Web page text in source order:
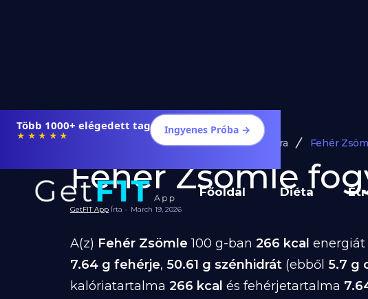
Több 1000+ elégedett tag
★★★★★ Ingyenes Próba →
Főoldal Diéta
Diéta és Étrend Ételek Fogyásra Fehér
Fehér Zsömle
GetFIT App Írta - March 19, 2026
A(z) Fehér Zsömle 100 g-ban 266 kcal energiát
7.64 g fehérje, 50.61 g szénhidrát (ebből 5.7 g
kalóriatartalma 266 kcal és fehérjetartalma